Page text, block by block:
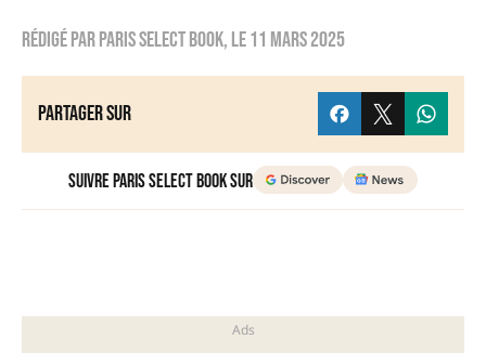
Rédigé parParis Select Book, le11 mars 2025
Partager sur
Suivre Paris Select Book sur